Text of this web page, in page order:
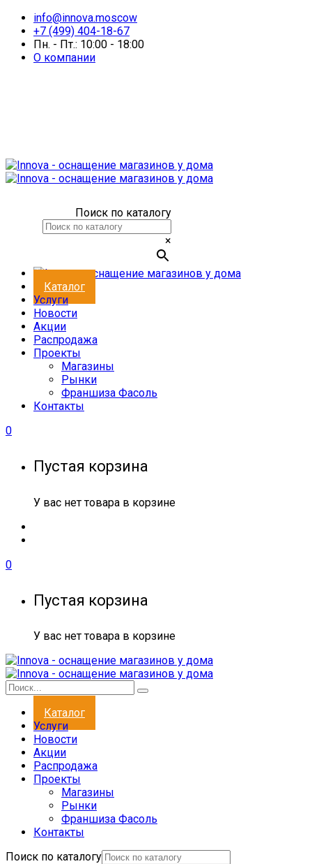
info@innova.moscow
+7 (499) 404-18-67
Пн. - Пт.: 10:00 - 18:00
О компании
Поиск по каталогу
×
Каталог
Услуги
Новости
Акции
Распродажа
Проекты
Магазины
Рынки
Франшиза Фасоль
Контакты
0
Пустая корзина
У вас нет товара в корзине
0
Пустая корзина
У вас нет товара в корзине
Каталог
Услуги
Новости
Акции
Распродажа
Проекты
Магазины
Рынки
Франшиза Фасоль
Контакты
Поиск по каталогу